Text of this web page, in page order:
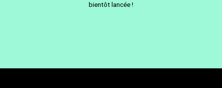
bientôt lancée !